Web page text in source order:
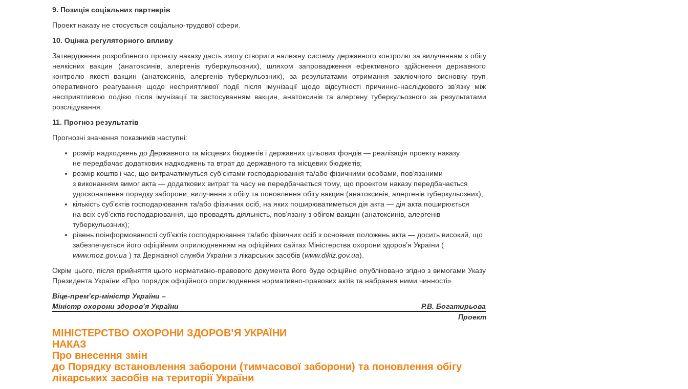
9. Позиція соціальних партнерів
Проект наказу не стосується соціально-трудової сфери.
10. Оцінка регуляторного впливу
Затвердження розробленого проекту наказу дасть змогу створити належну систему державного контролю за вилученням з обігу
неякісних вакцин (анатоксинів, алергенів туберкульозних), шляхом запровадження ефективного здійснення державного
контролю якості вакцин (анатоксинів, алергенів туберкульозних), за результатами отримання заключного висновку груп
оперативного реагування щодо несприятливої події після імунізації щодо відсутності причинно-наслідкового зв’язку між
несприятливою подією після імунізації та застосуванням вакцин, анатоксинів та алергену туберкульозного за результатами
розслідування.
11. Прогноз результатів
Прогнозні значення показників наступні:
розмір надходжень до Державного та місцевих бюджетів і державних цільових фондів — реалізація проекту наказу
не передбачає додаткових надходжень та втрат до державного та місцевих бюджетів;
розмір коштів і час, що витрачатимуться суб’єктами господарювання та/або фізичними особами, пов’язаними
з виконанням вимог акта — додаткових витрат та часу не передбачається тому, що проектом наказу передбачається
удосконалення порядку заборони, вилучення з обігу та поновлення обігу вакцин (анатоксинів, алергенів туберкульозних);
кількість суб’єктів господарювання та/або фізичних осіб, на яких поширюватиметься дія акта — дія акта поширюється
на всіх суб’єктів господарювання, що провадять діяльність, пов’язану з обігом вакцин (анатоксинів, алергенів
туберкульозних);
рівень поінформованості суб’єктів господарювання та/або фізичних осіб з основних положень акта — досить високий, що
забезпечується його офіційним оприлюдненням на офіційних сайтах Міністерства охорони здоров’я України (
www.moz.gov.ua ) та Державної служби України з лікарських засобів (www.diklz.gov.ua).
Окрім цього, після прийняття цього нормативно-правового документа його буде офіційно опубліковано згідно з вимогами Указу
Президента України «Про порядок офіційного оприлюднення нормативно-правових актів та набрання ними чинності».
Віце-прем’єр-міністр України –
Міністр охорони здоров’я України
Р.В. Богатирьова
Проект
МІНІСТЕРСТВО ОХОРОНИ ЗДОРОВ’Я УКРАЇНИ
НАКАЗ
Про внесення змін
до Порядку встановлення заборони (тимчасової заборони) та поновлення обігу
лікарських засобів на території України